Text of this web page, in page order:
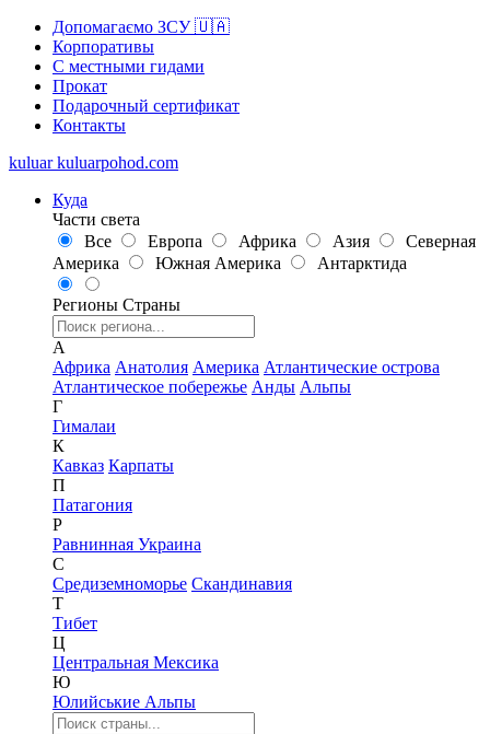
Допомагаємо ЗСУ 🇺🇦
Корпоративы
С местными гидами
Прокат
Подарочный сертификат
Контакты
kuluar kuluarpohod.com
Куда
Части света
Все
Европа Африка Азия
Северная
Америка
Южная Америка Антарктида
Регионы Страны
А
Африка Анатолия Америка Атлантические острова
Атлантическое побережье Анды Альпы
Г
Гималаи
К
Кавказ Карпаты
П
Патагония
Р
Равнинная Украина
С
Средиземноморье Скандинавия
Т
Тибет
Ц
Центральная Мексика
Ю
Юлийськие Альпы